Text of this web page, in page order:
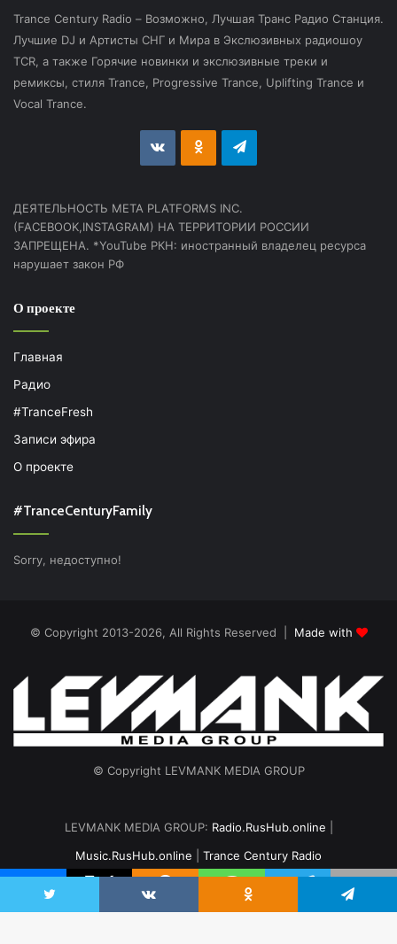
Trance Century Radio – Возможно, Лучшая Транс Радио Станция.
Лучшие DJ и Артисты СНГ и Мира в Экслюзивных радиошоу
TCR, а также Горячие новинки и экслюзивные треки и
ремиксы, стиля Trance, Progressive Trance, Uplifting Trance и
Vocal Trance.
vk.com Odnoklassniki
Telegram
ДЕЯТЕЛЬНОСТЬ МЕТА PLATFORMS INC.
(FACEBOOK,INSTAGRAM) НА ТЕРРИТОРИИ РОССИИ
ЗАПРЕЩЕНА. *YouTube РКН: иностранный владелец ресурса
нарушает закон РФ
О проекте
Главная
Радио
#TranceFresh
Записи эфира
О проекте
#TranceCenturyFamily
Sorry, недоступно!
© Copyright 2013-2026, All Rights Reserved | Made with
© Copyright LEVMANK MEDIA GROUP
LEVMANK MEDIA GROUP: Radio.RusHub.online
Music.RusHub.online
Trance Century Radio
vk.comOdnoklassniki
Telegram
Twitter VKontakte Odnoklassniki Telegram